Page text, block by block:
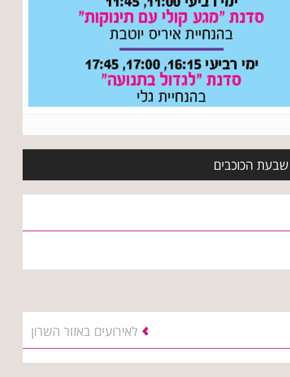
שבעת הכוכבים
לאירועים באזור השרון